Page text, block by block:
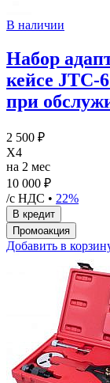
В наличии
Набор
кейсе JTC-
при
2 500 ₽
X4
на 2 мес
10 000 ₽
/с НДС • 22%
Добавить в